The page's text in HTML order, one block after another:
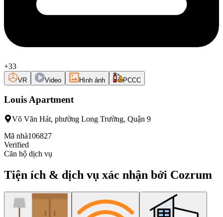
+33
VR Video Hình ảnh PCCC
Louis Apartment
Võ Văn Hát, phường Long Trường, Quận 9
Mã nhà106827
Verified
Căn hộ dịch vụ
Tiện ích & dịch vụ xác nhận bởi Cozrum